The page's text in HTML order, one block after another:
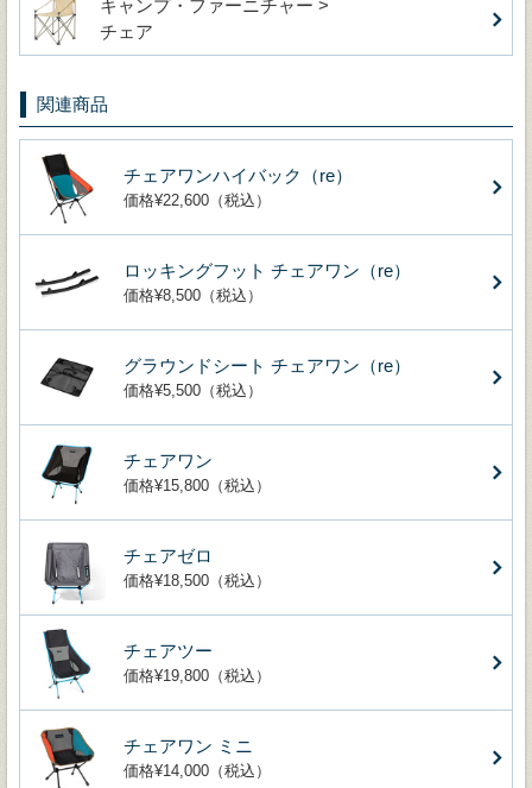
キャンプ・ファーニチャー >
チェア
関連商品
チェアワンハイバック（re）
価格¥22,600（税込）
ロッキングフット チェアワン（re）
価格¥8,500（税込）
グラウンドシート チェアワン（re）
価格¥5,500（税込）
チェアワン
価格¥15,800（税込）
チェアゼロ
価格¥18,500（税込）
チェアツー
価格¥19,800（税込）
チェアワン ミニ
価格¥14,000（税込）